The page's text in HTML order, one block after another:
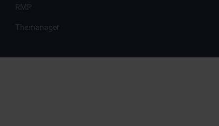
RMP
Themanager